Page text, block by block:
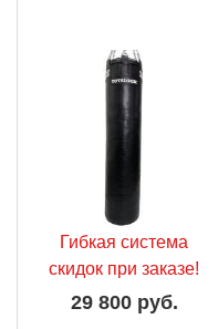
Гибкая система
скидок при заказе!
29 800 руб.